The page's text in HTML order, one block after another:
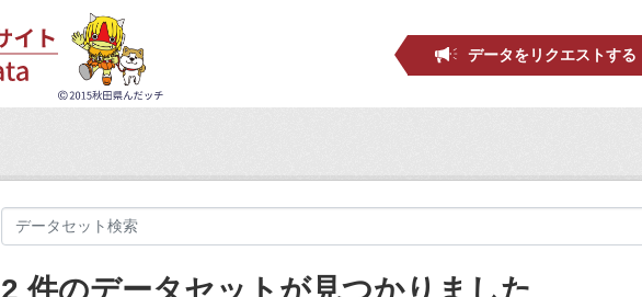
データをリクエストする
2 件のデータセットが見つかりました